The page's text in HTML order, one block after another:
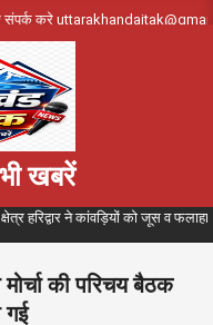
संपर्क करे
खबरें
हरिद्वार ने कांवड़ियों को जूस व
की परिचय बैठक